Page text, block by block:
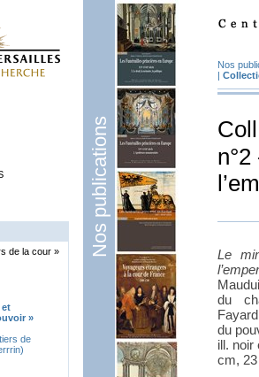
Nos publications
Nos
|
Le
du
du
ill. noir
cm,
de la cour »
et
»
de